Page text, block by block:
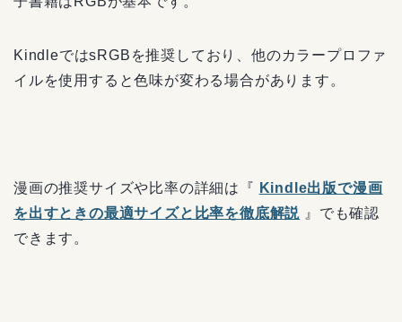
KindleではsRGBを推奨しており、他のカラープロファ
イルを使用すると色味が変わる場合があります。
漫画の推奨サイズや比率の詳細は『 Kindle出版で漫画
を出すときの最適サイズと比率を徹底解説 』でも確認
できます。